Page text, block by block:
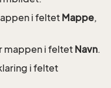
i feltetMappe,
mappen i feltet Navn.
i feltet